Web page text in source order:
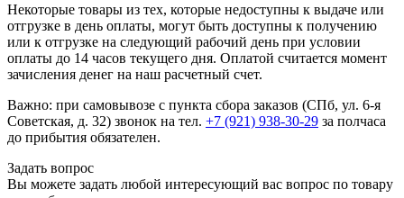
Некоторые товары из тех, которые недоступны к выдаче или
отгрузке в день оплаты, могут быть доступны к получению
или к отгрузке на следующий рабочий день при условии
оплаты до 14 часов текущего дня. Оплатой считается момент
зачисления денег на наш расчетный счет.
Важно: при самовывозе с пункта сборa заказов (СПб, ул. 6-я
Советская, д. 32) звонок на тел. +7 (921) 938-30-29 за полчаса
до прибытия обязателен.
Задать вопрос
Вы можете задать любой интересующий вас вопрос по товару